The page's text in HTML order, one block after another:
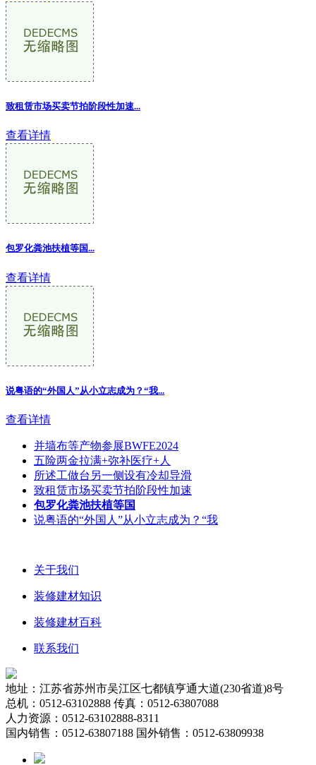
致租赁市场买卖节拍阶段性加速...
查看详情
包罗化粪池扶植等国...
查看详情
说粤语的“外国人”从小立志成为？“我...
查看详情
并墙布等产物参展BWFE2024
五险两金拉满+弥补医疗+人
所述工做台另一侧设有冷却导滑
致租赁市场买卖节拍阶段性加速
包罗化粪池扶植等国
说粤语的“外国人”从小立志成为？“我
关于我们
装修建材知识
装修建材百科
联系我们
地址：江苏省苏州市吴江区七都镇亨通大道(230省道)8号
总机：0512-63102888 传真：0512-63807088
人力资源：0512-63102888-8311
国内销售：0512-63807188 国外销售：0512-63809938